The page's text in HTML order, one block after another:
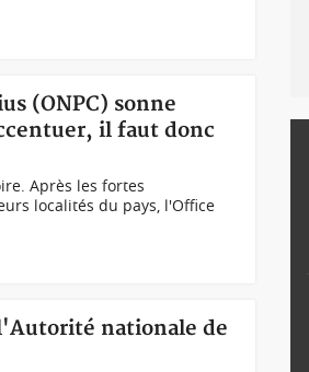
(ONPC) sonne
il faut donc
Après les fortes
localités du pays, l'Office
nationale de